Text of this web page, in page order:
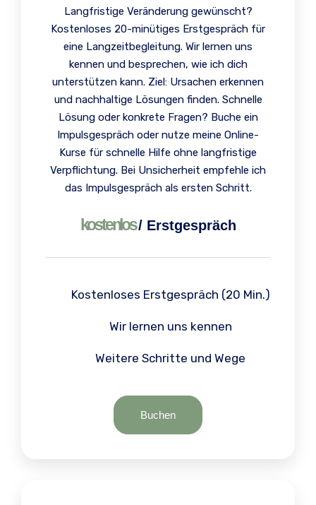
Langfristige Veränderung gewünscht?
Kostenloses 20-minütiges Erstgespräch für
eine Langzeitbegleitung. Wir lernen uns
kennen und besprechen, wie ich dich
unterstützen kann. Ziel: Ursachen erkennen
und nachhaltige Lösungen finden. Schnelle
Lösung oder konkrete Fragen? Buche ein
Impulsgespräch oder nutze meine Online-
Kurse für schnelle Hilfe ohne langfristige
Verpflichtung. Bei Unsicherheit empfehle ich
das Impulsgespräch als ersten Schritt.
kostenlos/ Erstgespräch
Kostenloses Erstgespräch (20 Min.)
Wir lernen uns kennen
Weitere Schritte und Wege
Buchen